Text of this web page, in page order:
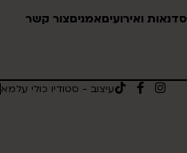
סדנאות ואירועיםאמניםצור קשר
עיצוב - סטודיו כולי עלמא